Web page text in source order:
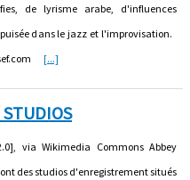
de lyrisme arabe, d'influences
dans le jazz et l'improvisation.
[...]
via Wikimedia Commons Abbey
des studios d'enregistrement situés